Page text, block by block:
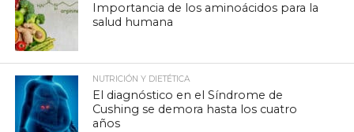
Importancia de los aminoácidos para la
salud humana
NUTRICIÓN Y DIETÉTICA
El diagnóstico en el Síndrome de
Cushing se demora hasta los cuatro
años